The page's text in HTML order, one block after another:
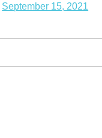
September 15, 2021